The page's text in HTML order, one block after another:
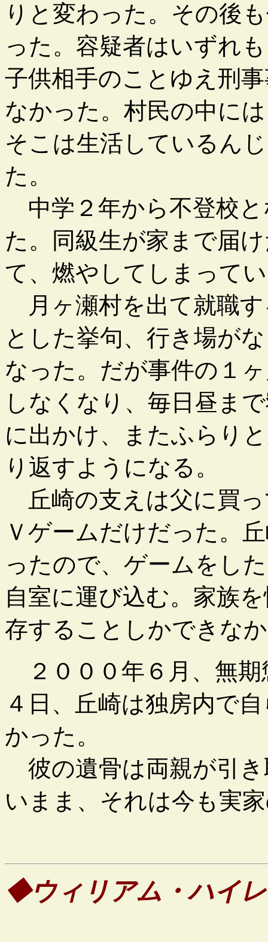
りと変わった。その後
った。容疑者はいずれ
子供相手のことゆえ刑
なかった。村民の中に
そこは生活しているん
た。
中学２年から不登校
た。同級生が家まで届
て、燃やしてしまって
月ヶ瀬村を出て就職
とした挙句、行き場が
なった。だが事件の１
しなくなり、毎日昼ま
に出かけ、またふらり
り返すようになる。
丘崎の支えは父に買
Ｖゲームだけだった。
ったので、ゲームをし
自室に運び込む。家族
存することしかできな
２０００年６月、無期
４日、丘崎は独房内で
かった。
彼の遺骨は両親が引
いまま、それは今も実
◆ウィリアム・ハイ